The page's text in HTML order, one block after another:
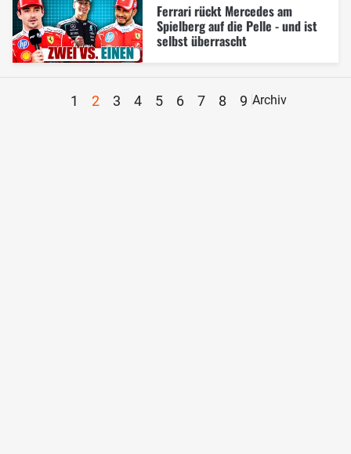
Ferrari rückt Mercedes am
Spielberg auf die Pelle - und ist
selbst überrascht
1 2 3 4 5 6 7 8 9 Archiv